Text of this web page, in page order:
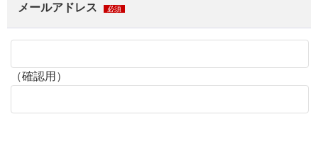
メールアドレス 必須
（確認用）